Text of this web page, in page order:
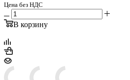
Цена без НДС
В корзину